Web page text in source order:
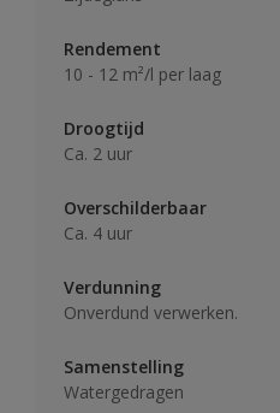
Rendement
10 - 12 m²/l per laag
Droogtijd
Ca. 2 uur
Overschilderbaar
Ca. 4 uur
Verdunning
Onverdund verwerken.
Samenstelling
Watergedragen